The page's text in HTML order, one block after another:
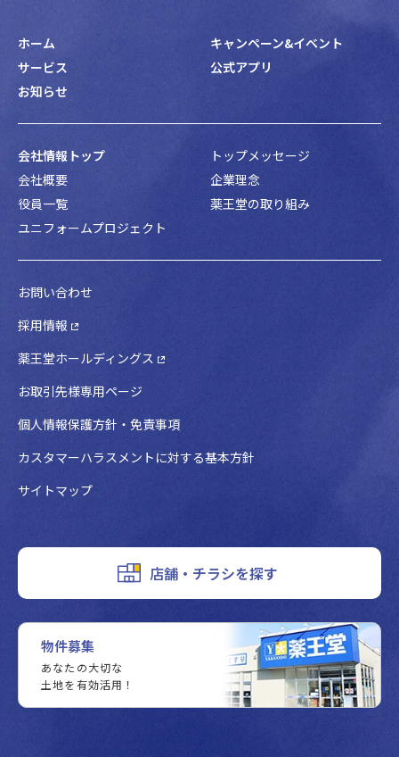
ホーム
キャンペーン&イベント
サービス
公式アプリ
お知らせ
会社情報トップ
トップメッセージ
会社概要
企業理念
役員一覧
薬王堂の取り組み
ユニフォームプロジェクト
お問い合わせ
採用情報
薬王堂ホールディングス
お取引先様専用ページ
個人情報保護方針・免責事項
カスタマーハラスメントに対する基本方針
サイトマップ
店舗・チラシを探す
物件募集
あなたの大切な
土地を有効活用！